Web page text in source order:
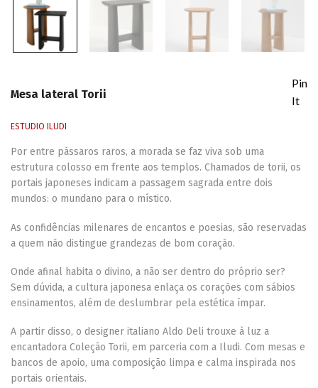
Mesa lateral Torii
Pin
It
ESTUDIO ILUDI
Por entre pássaros raros, a morada se faz viva sob uma
estrutura colosso em frente aos templos. Chamados de torii, os
portais japoneses indicam a passagem sagrada entre dois
mundos: o mundano para o místico.
As confidências milenares de encantos e poesias, são reservadas
a quem não distingue grandezas de bom coração.
Onde afinal habita o divino, a não ser dentro do próprio ser?
Sem dúvida, a cultura japonesa enlaça os corações com sábios
ensinamentos, além de deslumbrar pela estética ímpar.
A partir disso, o designer italiano Aldo Deli trouxe à luz a
encantadora Coleção Torii, em parceria com a Iludi. Com mesas e
bancos de apoio, uma composição limpa e calma inspirada nos
portais orientais.